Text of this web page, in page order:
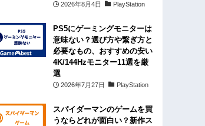
2026年8月4日 PlayStation
PS5にゲーミングモニターは
意味ない？選び方や繋ぎ方と
必要なもの、おすすめの安い
4K/144Hzモニター11選を厳
選
2026年7月27日 PlayStation
スパイダーマンのゲームを買
うならどれが面白い？新作ス